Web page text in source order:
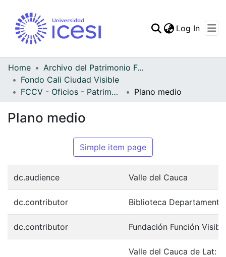
Log In
Home
Archivo del Patrimonio Fotográfico y Fílmico del Valle del Cauca
Fondo Cali Ciudad Visible
FCCV - Oficios - Patrimonial
Plano medio
Plano medio
Simple item page
dc.audience Valle del Cauca
dc.contributor Biblioteca
dc.contributor Fundación Función
Valle del Cauca de Lat: